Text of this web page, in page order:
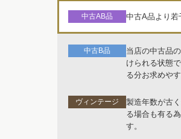
中古AB品 中古A品より若
中古B品
当店の中古品
けられる状態
る分お求めや
ヴィンテージ
製造年数が古
る場合も有る
す。